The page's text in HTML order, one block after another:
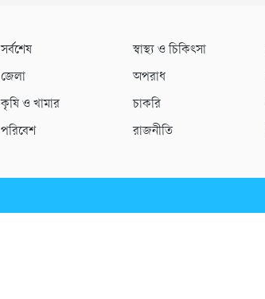
সর্বশেষ স্বাস্থ্য ও চিকিৎসা
জেলা
অপরাধ
কৃষি ও খামার
চাকরি
পরিবেশ
রাজনীতি